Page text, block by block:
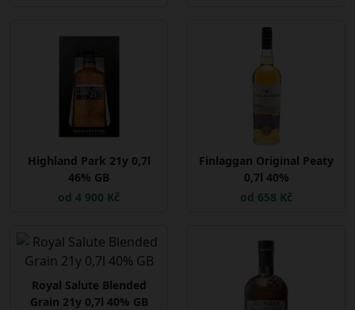
Highland Park 21y 0,7l
46% GB
od 4 900 Kč
Finlaggan Original Peaty
0,7l 40%
od 658 Kč
Royal Salute Blended
Grain 21y 0,7l 40% GB